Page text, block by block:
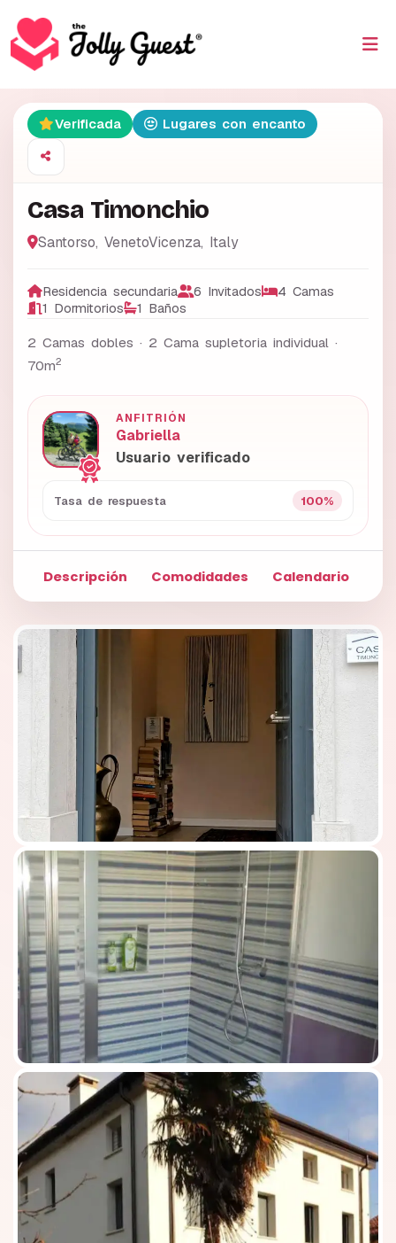
Verificada Lugares con encanto
Casa Timonchio
Santorso, VenetoVicenza, Italy
Residencia secundaria 6 Invitados
4 Camas
1 Dormitorios
1 Baños
2 Camas dobles · 2 Cama supletoria individual ·
70m2
ANFITRIÓN
Gabriella
Usuario verificado
Tasa de respuesta 100%
Descripción Comodidades Calendario